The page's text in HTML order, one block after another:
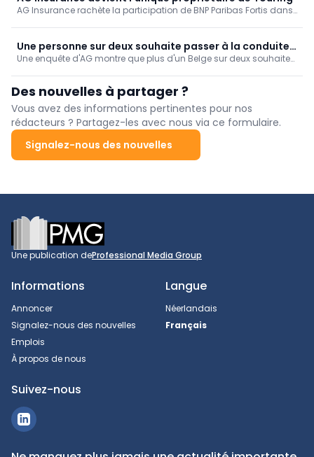
AG Insurance rachète la participation de BNP Paribas Fortis dans
investissements doivent soutenir sa croissance future.
Une personne sur deux souhaite passer à la conduite
hybride ou électrique
Une enquête d'AG montre que plus d'un Belge sur deux souhaite
Des nouvelles à partager ?
Vous avez des informations pertinentes pour nos
rédacteurs ? Partagez-les avec nous via ce formulaire.
Signalez-nous des nouvelles
Footer
Une publication deProfessional Media Group
Informations
Annoncer
Signalez-nous des nouvelles
Emplois
À propos de nous
Langue
Néerlandais
Français
Suivez-nous